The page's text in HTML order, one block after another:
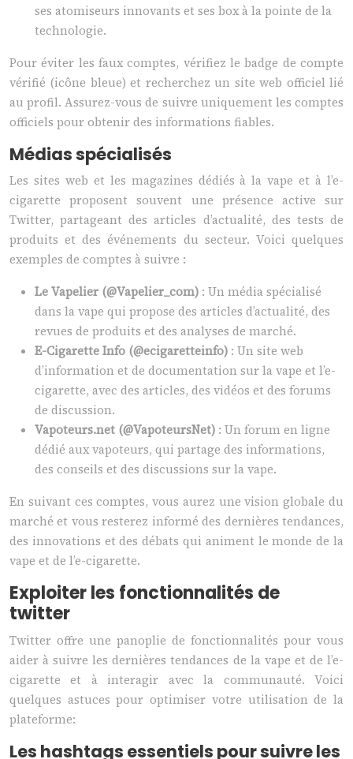
ses atomiseurs innovants et ses box à la pointe de la
technologie.
Pour éviter les faux comptes, vérifiez le badge de compte
vérifié (icône bleue) et recherchez un site web officiel lié
au profil. Assurez-vous de suivre uniquement les comptes
officiels pour obtenir des informations fiables.
Médias spécialisés
Les sites web et les magazines dédiés à la vape et à l’e-
cigarette proposent souvent une présence active sur
Twitter, partageant des articles d’actualité, des tests de
produits et des événements du secteur. Voici quelques
exemples de comptes à suivre :
Le Vapelier (@Vapelier_com) : Un média spécialisé
dans la vape qui propose des articles d’actualité, des
revues de produits et des analyses de marché.
E-Cigarette Info (@ecigaretteinfo) : Un site web
d’information et de documentation sur la vape et l’e-
cigarette, avec des articles, des vidéos et des forums
de discussion.
Vapoteurs.net (@VapoteursNet) : Un forum en ligne
dédié aux vapoteurs, qui partage des informations,
des conseils et des discussions sur la vape.
En suivant ces comptes, vous aurez une vision globale du
marché et vous resterez informé des dernières tendances,
des innovations et des débats qui animent le monde de la
vape et de l’e-cigarette.
Exploiter les fonctionnalités de
twitter
Twitter offre une panoplie de fonctionnalités pour vous
aider à suivre les dernières tendances de la vape et de l’e-
cigarette et à interagir avec la communauté. Voici
quelques astuces pour optimiser votre utilisation de la
plateforme:
Les hashtags essentiels pour suivre les